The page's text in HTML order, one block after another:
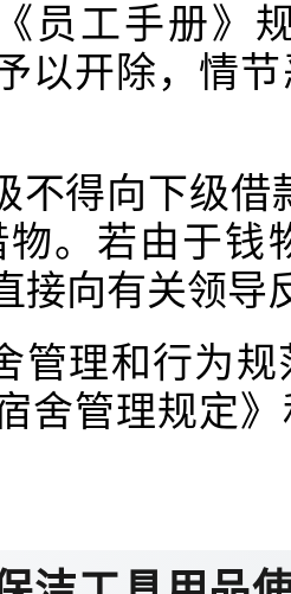
员工手册》
以开除，情
不得向下级
。若由于钱
接向有关领导
管理和行为
舍管理规定